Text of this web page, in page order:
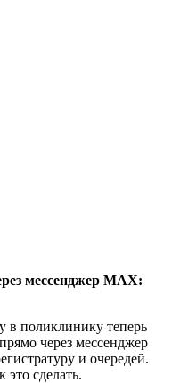
мессенджер MAX:
в поликлинику теперь
через мессенджер
и очередей.
это сделать.